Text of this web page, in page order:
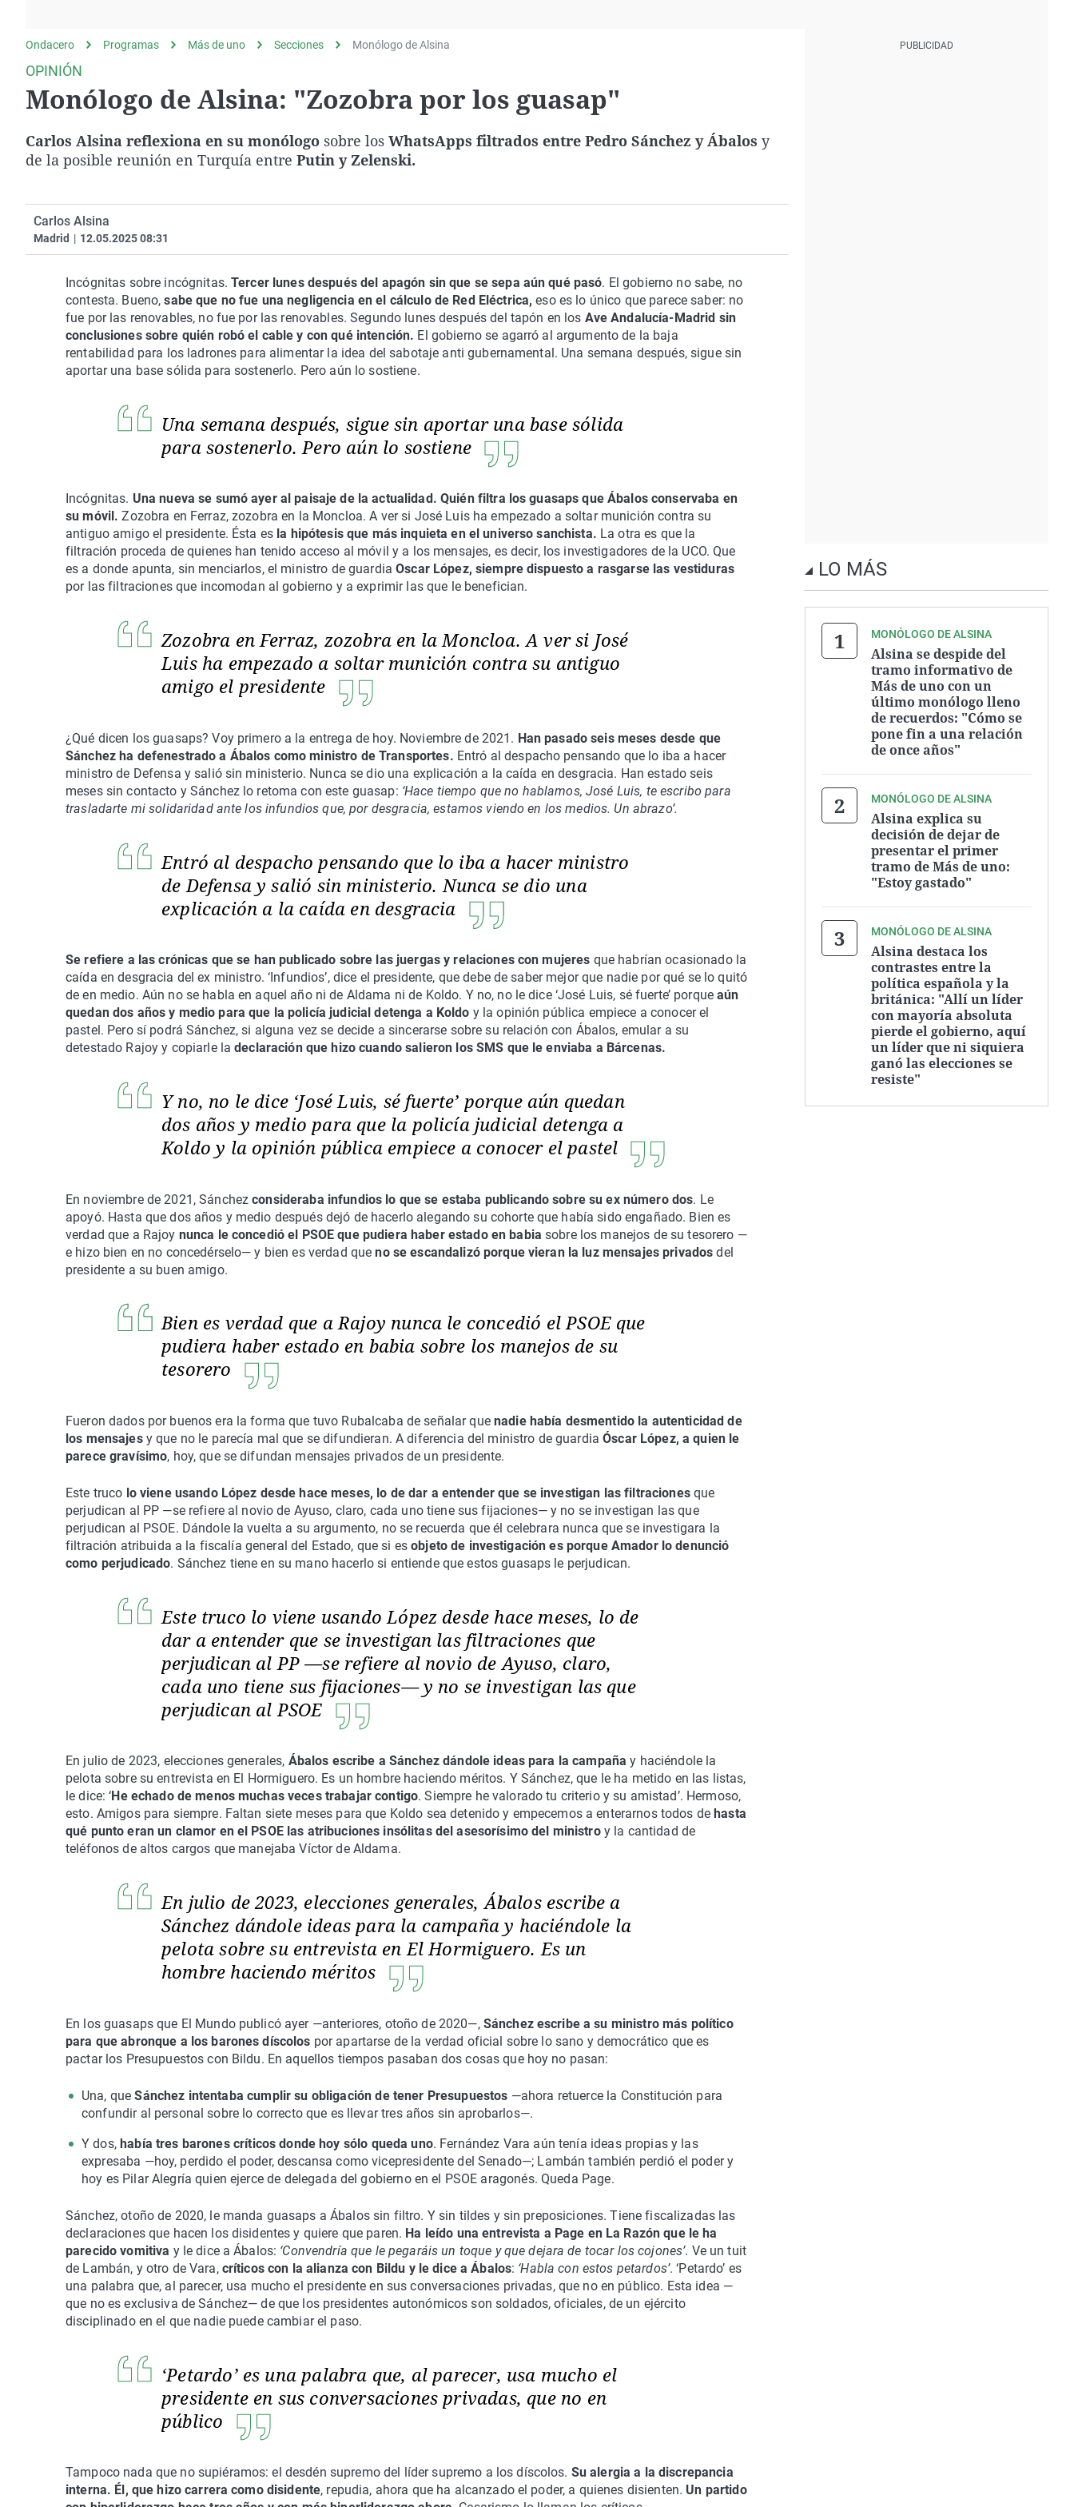
Operación Viuda
Negra
Navarra
Ondacero Programas Más de uno Secciones Monólogo de Alsina
OPINIÓN
Monólogo de Alsina: "Zozobra por los guasap"
Carlos Alsina reflexiona en su monólogo sobre los WhatsApps filtrados entre Pedro Sánchez y Ábalos y
de la posible reunión en Turquía entre Putin y Zelenski.
Carlos Alsina
Madrid | 12.05.2025 08:31
Incógnitas sobre incógnitas.Tercer lunes después del apagón sin que se sepa aún qué pasó. El gobierno no sabe, no
contesta. Bueno,sabe que no fue una negligencia en el cálculo de Red Eléctrica,eso es lo único que parece saber: no
fue por las renovables, no fue por las renovables. Segundo lunes después del tapón en los Ave Andalucía-Madrid sin
conclusiones sobre quién robó el cable y con qué intención. El gobierno se agarró al argumento de la baja
rentabilidad para los ladrones para alimentar la idea del sabotaje anti gubernamental. Una semana después, sigue sin
aportar una base sólida para sostenerlo. Pero aún lo sostiene.
Una semana después, sigue sin aportar una base sólida
para sostenerlo. Pero aún lo sostiene
Incógnitas. Una nueva se sumó ayer al paisaje de la actualidad. Quién filtra los guasaps que Ábalos conservaba en
su móvil. Zozobra en Ferraz, zozobra en la Moncloa. A ver si José Luis ha empezado a soltar munición contra su
antiguo amigo el presidente. Ésta es la hipótesis que más inquieta en el universo sanchista. La otra es que la
filtración proceda de quienes han tenido acceso al móvil y a los mensajes, es decir, los investigadores de la UCO. Que
es a donde apunta, sin menciarlos, el ministro de guardiaOscar López, siempre dispuesto a rasgarse las vestiduras
por las filtraciones que incomodan al gobierno y a exprimir las que le benefician.
Zozobra en Ferraz, zozobra en la Moncloa. A ver si José
Luis ha empezado a soltar munición contra su antiguo
amigo el presidente
¿Qué dicen los guasaps? Voy primero a la entrega de hoy. Noviembre de 2021. Han pasado seis meses desde que
Sánchez ha defenestrado a Ábalos como ministro de Transportes. Entró al despacho pensando que lo iba a hacer
ministro de Defensa y salió sin ministerio. Nunca se dio una explicación a la caída en desgracia. Han estado seis
meses sin contacto y Sánchez lo retoma con este guasap: ‘Hace tiempo que no hablamos, José Luis, te escribo para
trasladarte mi solidaridad ante los infundios que, por desgracia, estamos viendo en los medios. Un abrazo’.
Entró al despacho pensando que lo iba a hacer ministro
de Defensa y salió sin ministerio. Nunca se dio una
explicación a la caída en desgracia
Se refiere a las crónicas que se han publicado sobre las juergas y relaciones con mujeres que habrían ocasionado la
caída en desgracia del ex ministro. ‘Infundios’, dice el presidente, que debe de saber mejor que nadie por qué se lo quitó
de en medio. Aún no se habla en aquel año ni de Aldama ni de Koldo. Y no, no le dice ‘José Luis, sé fuerte’ porqueaún
quedan dos años y medio para que la policía judicial detenga a Koldo y la opinión pública empiece a conocer el
pastel. Pero sí podrá Sánchez, si alguna vez se decide a sincerarse sobre su relación con Ábalos, emular a su
detestado Rajoy y copiarle ladeclaración que hizo cuando salieron los SMS que le enviaba a Bárcenas.
Y no, no le dice ‘José Luis, sé fuerte’ porque aún quedan
dos años y medio para que la policía judicial detenga a
Koldo y la opinión pública empiece a conocer el pastel
En noviembre de 2021, Sánchezconsideraba infundios lo que se estaba publicando sobre su ex número dos. Le
apoyó. Hasta que dos años y medio después dejó de hacerlo alegando su cohorte que había sido engañado. Bien es
verdad que a Rajoy nunca le concedió el PSOE que pudiera haber estado en babia sobre los manejos de su tesorero —
e hizo bien en no concedérselo— y bien es verdad queno se escandalizó porque vieran la luz mensajes privados del
presidente a su buen amigo.
Bien es verdad que a Rajoy nunca le concedió el PSOE que
pudiera haber estado en babia sobre los manejos de su
tesorero
Fueron dados por buenos era la forma que tuvo Rubalcaba de señalar quenadie había desmentido la autenticidad de
los mensajesy que no le parecía mal que se difundieran. A diferencia del ministro de guardiaÓscar López, a quien le
parece gravísimo, hoy, que se difundan mensajes privados de un presidente.
Este truco lo viene usando López desde hace meses, lo de dar a entender que se investigan las filtracionesque
perjudican al PP —se refiere al novio de Ayuso, claro, cada uno tiene sus fijaciones— y no se investigan las que
perjudican al PSOE. Dándole la vuelta a su argumento, no se recuerda que él celebrara nunca que se investigara la
filtración atribuida a la fiscalía general del Estado, que si esobjeto de investigación es porque Amador lo denunció
como perjudicado. Sánchez tiene en su mano hacerlo si entiende que estos guasaps le perjudican.
Este truco lo viene usando López desde hace meses, lo de
dar a entender que se investigan las filtraciones que
perjudican al PP —se refiere al novio de Ayuso, claro,
cada uno tiene sus fijaciones— y no se investigan las que
perjudican al PSOE
En julio de 2023, elecciones generales, Ábalos escribe a Sánchez dándole ideas para la campaña y haciéndole la
pelota sobre su entrevista en El Hormiguero. Es un hombre haciendo méritos. Y Sánchez, que le ha metido en las listas,
le dice: ‘He echado de menos muchas veces trabajar contigo. Siempre he valorado tu criterio y su amistad’. Hermoso,
esto. Amigos para siempre. Faltan siete meses para que Koldo sea detenido y empecemos a enterarnos todos dehasta
qué punto eran un clamor en el PSOE las atribuciones insólitas del asesorísimo del ministroy la cantidad de
teléfonos de altos cargos que manejaba Víctor de Aldama.
En julio de 2023, elecciones generales, Ábalos escribe a
Sánchez dándole ideas para la campaña y haciéndole la
pelota sobre su entrevista en El Hormiguero. Es un
hombre haciendo méritos
En los guasaps que El Mundo publicó ayer —anteriores, otoño de 2020—, Sánchez escribe a su ministro más político
para que abronque a los barones díscolos por apartarse de la verdad oficial sobre lo sano y democrático que es
pactar los Presupuestos con Bildu. En aquellos tiempos pasaban dos cosas que hoy no pasan:
Una, queSánchez intentaba cumplir su obligación de tener Presupuestos —ahora retuerce la Constitución para
confundir al personal sobre lo correcto que es llevar tres años sin aprobarlos—.
Y dos,había tres barones críticos donde hoy sólo queda uno. Fernández Vara aún tenía ideas propias y las
expresaba —hoy, perdido el poder, descansa como vicepresidente del Senado—; Lambán también perdió el poder y
hoy es Pilar Alegría quien ejerce de delegada del gobierno en el PSOE aragonés. Queda Page.
Sánchez, otoño de 2020, le manda guasaps a Ábalos sin filtro. Y sin tildes y sin preposiciones. Tiene fiscalizadas las
declaraciones que hacen los disidentes y quiere que paren. Ha leído una entrevista a Page en La Razón que le ha
parecido vomitiva y le dice a Ábalos: ‘Convendría que le pegaráis un toque y que dejara de tocar los cojones’. Ve un tuit
de Lambán, y otro de Vara, críticos con la alianza con Bildu y le dice a Ábalos: ‘Habla con estos petardos’. ‘Petardo’ es
una palabra que, al parecer, usa mucho el presidente en sus conversaciones privadas, que no en público. Esta idea —
que no es exclusiva de Sánchez— de que los presidentes autonómicos son soldados, oficiales, de un ejército
disciplinado en el que nadie puede cambiar el paso.
‘Petardo’ es una palabra que, al parecer, usa mucho el
presidente en sus conversaciones privadas, que no en
público
Tampoco nada que no supiéramos: el desdén supremo del líder supremo a los díscolos. Su alergia a la discrepancia
interna. Él, que hizo carrera como disidente, repudia, ahora que ha alcanzado el poder, a quienes disienten. Un partido
LO MÁS
MONÓLOGO DE ALSINA
Alsina se despide del
tramo informativo de
Más de uno con un
último monólogo lleno
de recuerdos: "Cómo se
pone fin a una relación
de once años"
MONÓLOGO DE ALSINA
Alsina explica su
decisión de dejar de
presentar el primer
tramo de Más de uno:
"Estoy gastado"
MONÓLOGO DE ALSINA
Alsina destaca los
contrastes entre la
política española y la
británica: "Allí un líder
con mayoría absoluta
pierde el gobierno, aquí
un líder que ni siquiera
ganó las elecciones se
resiste"